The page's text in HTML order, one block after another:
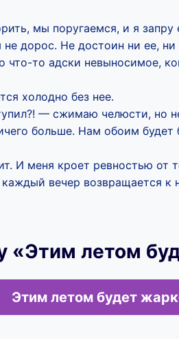
мы поругаемся, и я
дорос. Не достоин ни ее,
что-то адски невыносимое,
холодно без нее.
— сжимаю челюсти, но
больше. Нам обоим будет
И меня кроет ревностью от
вечер возвращается
«Этим летом
Этим летом будет